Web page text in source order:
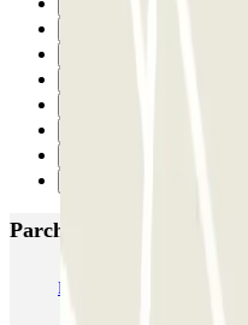
Parcheggi più popolari a
MUOVIAMO Senato